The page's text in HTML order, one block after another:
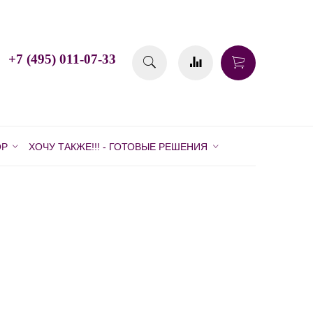
+7 (495) 011-07-33
ХОЧУ ТАКЖЕ!!! - ГОТОВЫЕ РЕШЕНИЯ